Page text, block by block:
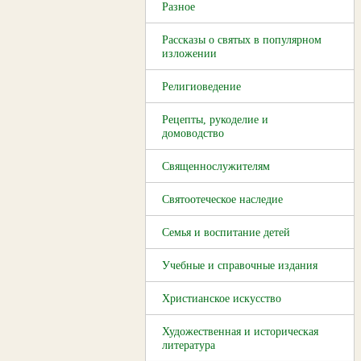
Разное
Рассказы о святых в популярном
изложении
Религиоведение
Рецепты, рукоделие и
домоводство
Священнослужителям
Святоотеческое наследие
Семья и воспитание детей
Учебные и справочные издания
Христианское искусство
Художественная и историческая
литература